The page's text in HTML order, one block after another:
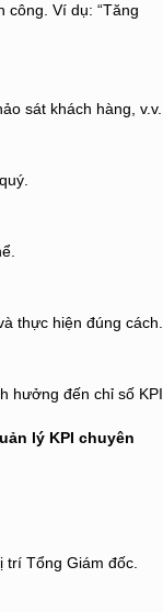
công. Ví dụ: “Tăng
sát khách hàng, v.v.
thực hiện đúng cách.
hưởng đến chỉ số KPI.
lý KPI chuyên
Tổng Giám đốc.